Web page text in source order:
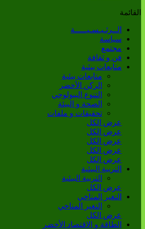
القائمة
الــرئـيـسـيـــــة
سياسة
مجتمع
فن و ثقافة
متابعات بيئية
متابعات بيئية
الركن الأخضر
التنوع البيولوجي
الصحة و البيئة
تحقيقات و ملفات
عرض الكل
عرض الكل
عرض الكل
عرض الكل
عرض الكل
التربية البيئية
التربية البيئية
عرض الكل
التغير المناخي
التغير المناخي
عرض الكل
الطاقة و الاقتصاد الأخضر